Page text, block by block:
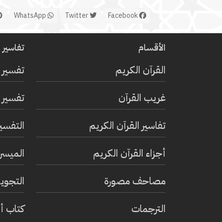
Facebook
Twitter
الأقسام
القرآن الكريم
غريب القرآن
تفاسير القرآن الكريم
أجزاء القرآن الكريم
مصاحف مصورة
الترجمات
تفسير
كتاب